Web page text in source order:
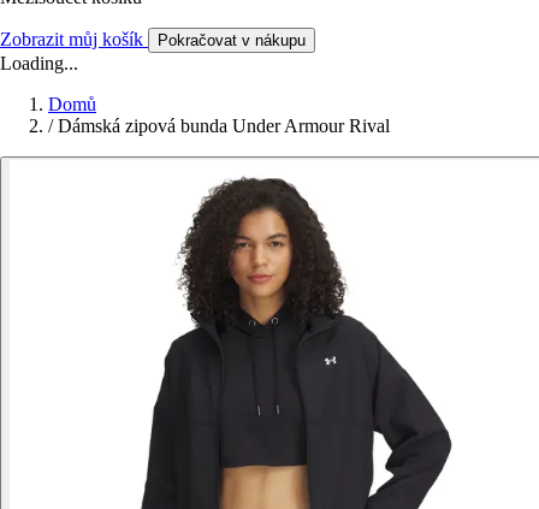
Zobrazit můj košík Pokračovat v nákupu
Loading...
Domů
/ Dámská zipová bunda Under Armour Rival